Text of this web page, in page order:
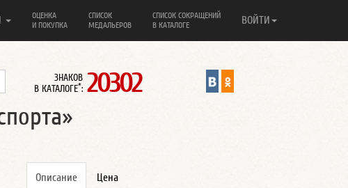
ОЦЕНКА
И ПОКУПКА
СПИСОК
МЕДАЛЬЕРОВ
СПИСОК СОКРАЩЕНИЙ
В КАТАЛОГЕ
ВОЙТИ
ЗНАКОВ
В КАТАЛОГЕ*: 20302
Описание Цена